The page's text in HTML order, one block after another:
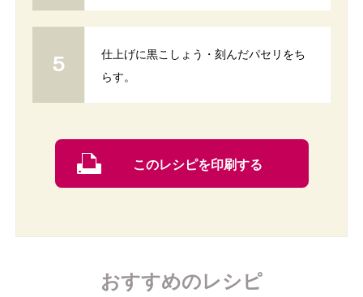
仕上げに黒こしょう・刻んだパセリをち
らす。
このレシピを印刷する
おすすめのレシピ